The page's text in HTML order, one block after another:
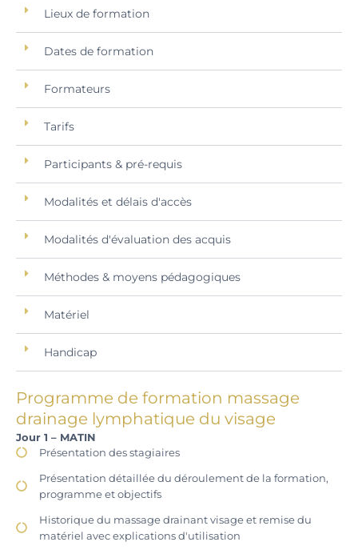
Lieux de formation
Dates de formation
Formateurs
Tarifs
Participants & pré-requis
Modalités et délais d'accès
Modalités d'évaluation des acquis
Méthodes & moyens pédagogiques
Matériel
Handicap
Programme de formation massage
drainage lymphatique du visage
Jour 1 – MATIN
Présentation des stagiaires
Présentation détaillée du déroulement de la formation,
programme et objectifs
Historique du massage drainant visage et remise du
matériel avec explications d'utilisation